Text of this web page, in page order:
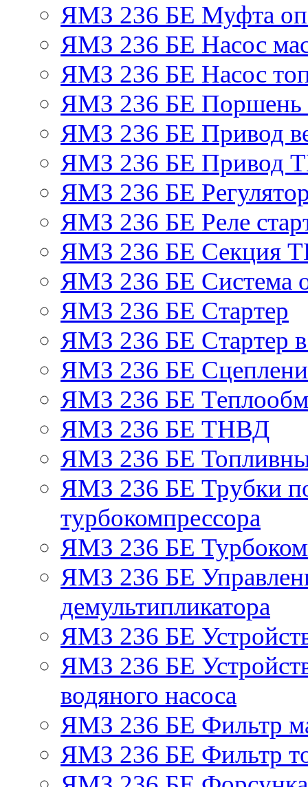
ЯМЗ 236 БЕ Муфта
ЯМЗ 236 БЕ Насос
ЯМЗ 236 БЕ Насос
ЯМЗ 236 БЕ Поршень
ЯМЗ 236 БЕ Привод
ЯМЗ 236 БЕ Привод
ЯМЗ 236 БЕ
ЯМЗ 236 БЕ Реле
ЯМЗ 236 БЕ Секция
ЯМЗ 236 БЕ Система
ЯМЗ 236 БЕ Стартер
ЯМЗ 236 БЕ Стартер в
ЯМЗ 236 БЕ
ЯМЗ 236 БЕ
ЯМЗ 236 БЕ ТНВД
ЯМЗ 236 БЕ
ЯМЗ 236 БЕ Трубки
турбокомпрессора
ЯМЗ 236 БЕ
ЯМЗ 236 БЕ
демультипликатора
ЯМЗ 236 БЕ
ЯМЗ 236 БЕ
водяного насоса
ЯМЗ 236 БЕ Фильтр
ЯМЗ 236 БЕ Фильтр